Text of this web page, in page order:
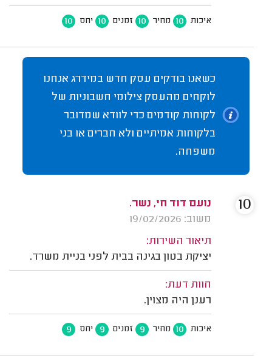
איכות 10 מחיר 10 זמנים 10 יחס 10
כשאנו בודקים עסק חדש במידרג אנחנו
לוקחים מהעסק צילומי חשבוניות של
לקוחות קודמים כדי לוודא שמדובר
בלקוחות אמיתיים ולא חברים או בני
משפחה.
נועם דוד חי, נשר.
משוב: 19/02/2026
תיאור השירות:
יציקת בטון בגינה בבית לפני בניית משרד.
חוות דעת:
רענן היה מצוין.
איכות 10 מחיר 9 זמנים 9 יחס 9
10